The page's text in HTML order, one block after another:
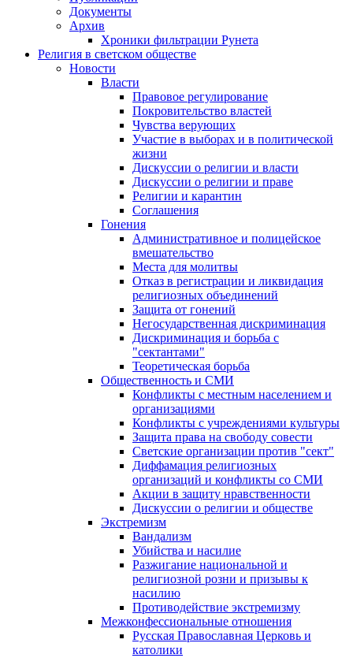
Документы
Архив
Хроники фильтрации Рунета
Религия в светском обществе
Новости
Власти
Правовое регулирование
Покровительство властей
Чувства верующих
Участие в выборах и в политической
жизни
Дискуссии о религии и власти
Дискуссии о религии и праве
Религии и карантин
Соглашения
Гонения
Административное и полицейское
вмешательство
Места для молитвы
Отказ в регистрации и ликвидация
религиозных объединений
Защита от гонений
Негосударственная дискриминация
Дискриминация и борьба с
"сектантами"
Теоретическая борьба
Общественность и СМИ
Конфликты с местным населением и
организациями
Конфликты с учреждениями культуры
Защита права на свободу совести
Светские организации против "сект"
Диффамация религиозных
организаций и конфликты со СМИ
Акции в защиту нравственности
Дискуссии о религии и обществе
Экстремизм
Вандализм
Убийства и насилие
Разжигание национальной и
религиозной розни и призывы к
насилию
Противодействие экстремизму
Межконфессиональные отношения
Русская Православная Церковь и
католики